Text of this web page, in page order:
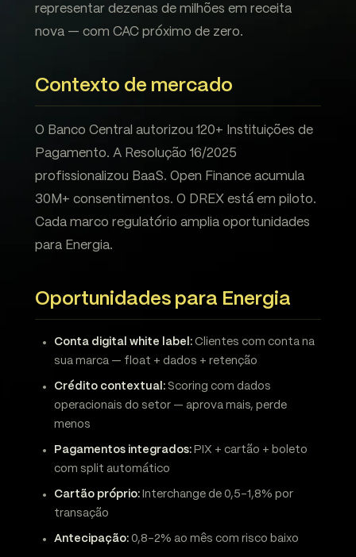
representar dezenas de milhões em receita
nova — com CAC próximo de zero.
Contexto de mercado
O Banco Central autorizou 120+ Instituições de
Pagamento. A Resolução 16/2025
profissionalizou BaaS. Open Finance acumula
30M+ consentimentos. O DREX está em piloto.
Cada marco regulatório amplia oportunidades
para Energia.
Oportunidades para Energia
Conta digital white label: Clientes com conta na
sua marca — float + dados + retenção
Crédito contextual: Scoring com dados
operacionais do setor — aprova mais, perde
menos
Pagamentos integrados: PIX + cartão + boleto
com split automático
Cartão próprio: Interchange de 0,5-1,8% por
transação
Antecipação: 0,8-2% ao mês com risco baixo